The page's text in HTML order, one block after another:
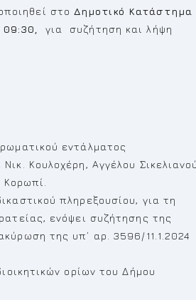
στο Δημοτικό Κατάστημα
09:30,
για συζήτηση και λήψη
εντάλματος
Κουλοχέρη, Αγγέλου
πληρεξουσίου, για τη
ενόψει συζήτησης της
της υπ’ αρ. 3596/11.1.2024
ορίων του Δήμου